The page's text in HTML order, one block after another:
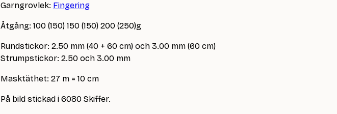
Garngrovlek: Fingering
Åtgång: 100 (150) 150 (150) 200 (250)g
Rundstickor: 2.50 mm (40 + 60 cm) och 3.00 mm (60 cm)
Strumpstickor: 2.50 och 3.00 mm
Masktäthet: 27 m = 10 cm
På bild stickad i 6080 Skiffer.